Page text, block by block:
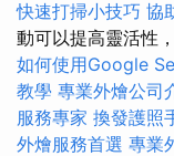
快速打掃小技巧 協
動可以提高靈活性
如何使用Google
教學 專業外燴公司
服務專家 換發護照
外燴服務首選 專業